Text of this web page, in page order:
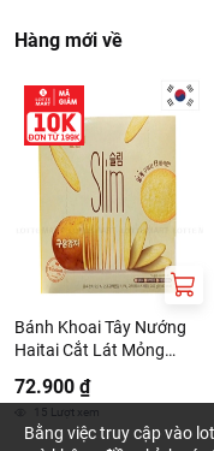
Hàng mới về
Bánh Khoai Tây Nướng
Haitai Cắt Lát Mỏng
72.900 ₫
15 Lượt xem
Bằng việc truy cập vào